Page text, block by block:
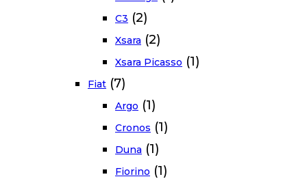
C3 (2)
Xsara (2)
Xsara Picasso (1)
Fiat (7)
Argo (1)
Cronos (1)
Duna (1)
Fiorino (1)